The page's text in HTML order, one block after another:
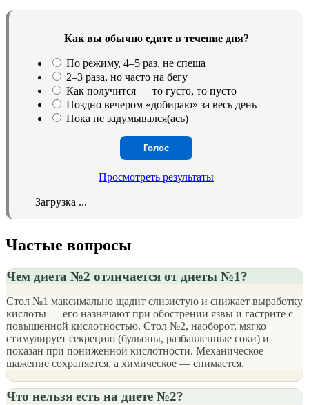
Как вы обычно едите в течение дня?
По режиму, 4–5 раз, не спеша
2–3 раза, но часто на бегу
Как получится — то густо, то пусто
Поздно вечером «добираю» за весь день
Пока не задумывался(ась)
Просмотреть результаты
Загрузка ...
Частые вопросы
Чем диета №2 отличается от диеты №1?
Стол №1 максимально щадит слизистую и снижает выработку
кислоты — его назначают при обострении язвы и гастрите с
повышенной кислотностью. Стол №2, наоборот, мягко
стимулирует секрецию (бульоны, разбавленные соки) и
показан при пониженной кислотности. Механическое
щажение сохраняется, а химическое — снимается.
Что нельзя есть на диете №2?